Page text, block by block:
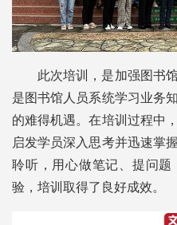
此次培训，是加强图书
是图书馆人员系统学习业务
的难得机遇。在培训过程中
启发学员深入思考并迅速掌
聆听，用心做笔记、提问
验，培训取得了良好成效。